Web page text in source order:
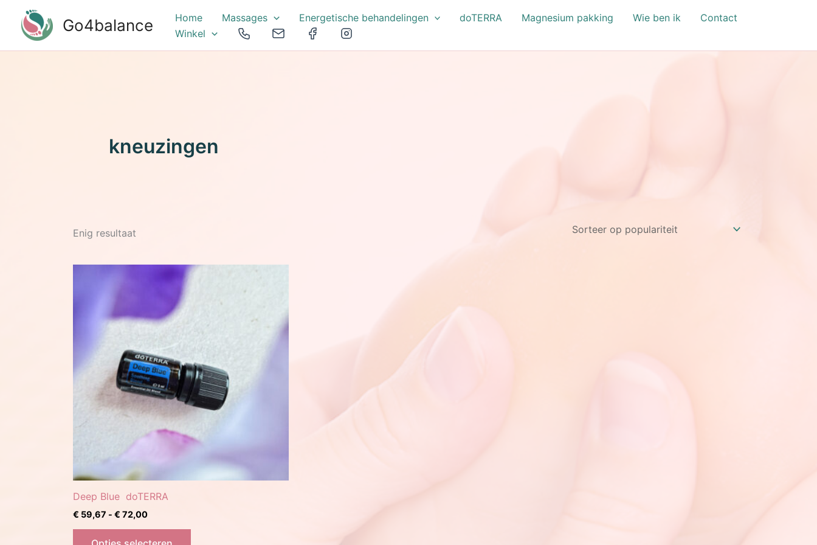
inhoud
Go4balance Home Massages Energetische behandelingen doTERRA Magnesium pakking Wie ben ik
Contact
Winkel
kneuzingen
Enig resultaat
Deep Blue doTERRA
€ 59,67 - € 72,00Prijsklasse:
Dit